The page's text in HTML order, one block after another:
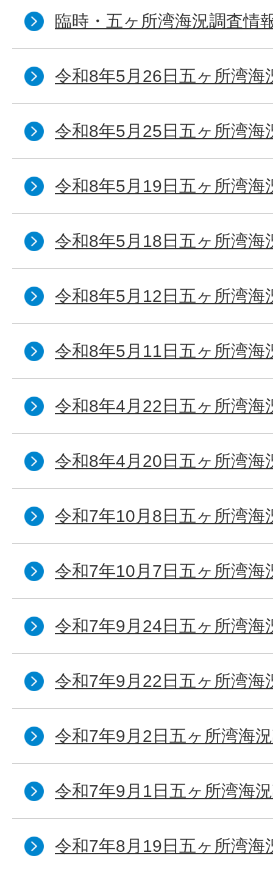
臨時・五ヶ所湾海況調査情
令和8年5月26日五ヶ所湾海
令和8年5月25日五ヶ所湾海
令和8年5月19日五ヶ所湾海
令和8年5月18日五ヶ所湾海
令和8年5月12日五ヶ所湾海
令和8年5月11日五ヶ所湾海
令和8年4月22日五ヶ所湾海
令和8年4月20日五ヶ所湾海
令和7年10月8日五ヶ所湾海
令和7年10月7日五ヶ所湾海
令和7年9月24日五ヶ所湾海
令和7年9月22日五ヶ所湾海
令和7年9月2日五ヶ所湾海
令和7年9月1日五ヶ所湾海
令和7年8月19日五ヶ所湾海